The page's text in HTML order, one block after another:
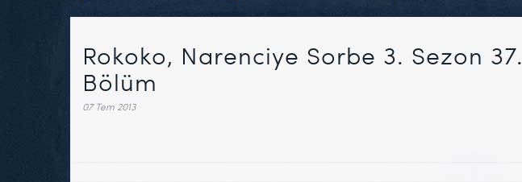
Rokoko, Narenciye Sorbe 3. Sezon 37.
Bölüm
07 Tem 2013